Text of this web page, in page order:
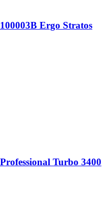
Ergo Stratos
Turbo 3400